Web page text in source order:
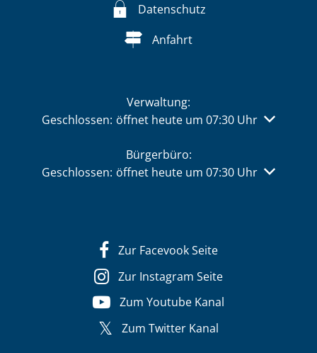
Datenschutz
Anfahrt
Verwaltung:
Klicken, um weitere Öffnungs- oder Schließzeiten
Geschlossen: öffnet heute um 07:30 Uhr
Bürgerbüro:
Klicken, um weitere Öffnungs- oder Schließzeiten
Geschlossen: öffnet heute um 07:30 Uhr
Zur Facevook Seite
Zur Instagram Seite
Zum Youtube Kanal
Zum Twitter Kanal